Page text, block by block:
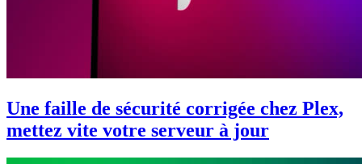
Une faille de sécurité corrigée chez Plex,
mettez vite votre serveur à jour